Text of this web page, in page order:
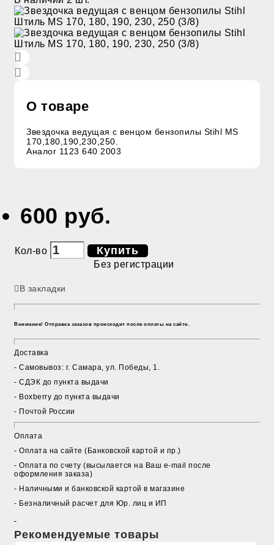
О товаре
Звездочка ведущая с венцом бензопилы Stihl MS
170,180,190,230,250.
Аналог 1123 640 2003
600 руб.
Кол-во Купить
Без регистрации
В закладки
Внимание! Отправка заказов происходит после оплаты на сайте.
Доставка
- Cамовывоз: г. Самара, ул. Победы, 1.
- СДЭК до пункта выдачи
- Boxberry до пункта выдачи
- Почтой России
Оплата
- Оплата на сайте (Банковской картой и пр.)
- Оплата по счету (высылается на Ваш e-mail после
оформления заказа)
- Наличными и банковской картой в магазине
- Безналичный расчет для Юр. лиц и ИП
Рекомендуемые товары